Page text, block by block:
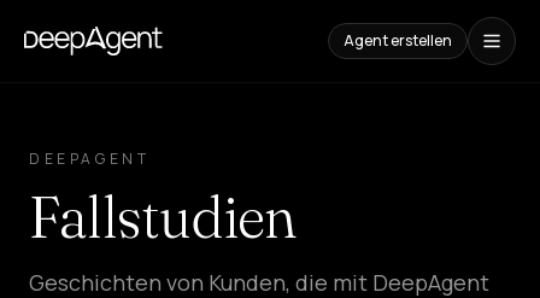
Agent erstellen
INHALTE
Vergleiche
AI-
vergleichen
DEEPAGENT
Fallstudien
Geschichten von Kunden, die mit DeepAgent